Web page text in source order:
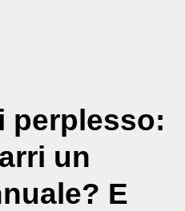
perplesso:
un
E